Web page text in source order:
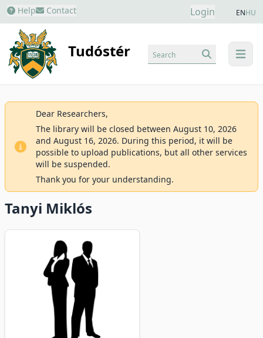
Help Contact Login ENHU
Tudóstér menu
Search
Dear Researchers,
The library will be closed between August 10, 2026
and August 16, 2026. During this period, it will be
possible to upload publications, but all other services
will be suspended.
Thank you for your understanding.
Tanyi Miklós